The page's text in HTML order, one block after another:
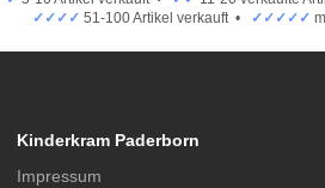
✓✓✓✓ 51-100 Artikel verkauft • ✓✓✓✓✓
Kinderkram Paderborn
Impressum